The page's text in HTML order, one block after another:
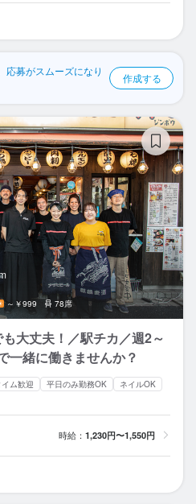
応募がスムーズになり
作成する
～￥999 78席
も大丈夫！／駅チカ／週2～
一緒に働きませんか？
ム歓迎 平日のみ勤務OK
ネイルOK
時給： 1,230円〜1,550円